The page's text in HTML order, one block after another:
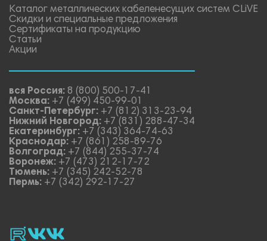
Каталог металлических кабеленесущих систем CLiVE
Скидки и специальные предложения
Сертификаты на продукцию
Статьи
Акции
вся Россия: 8 (800) 500-17-41
Москва: +7 (499) 450-99-01
Санкт-Петербург: +7 (812) 313-23-94
Нижний Новгород: +7 (831) 288-47-34
Екатеринбург: +7 (343) 364-74-63
Краснодар: +7 (861) 258-89-76
Волгоград: +7 (844) 255-37-74
Воронеж: +7 (473) 212-17-72
Тюмень: +7 (345) 242-52-78
Пермь: +7 (342) 292-17-27
rutubevk_video.
Vk.